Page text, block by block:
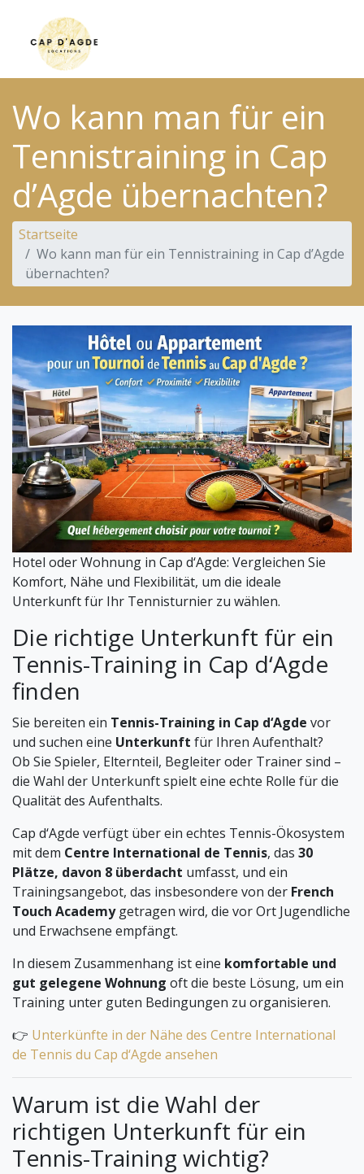
Wo kann man für ein
Tennistraining in Cap
d’Agde übernachten?
Startseite
Wo kann man für ein Tennistraining in Cap d’Agde
übernachten?
Hotel oder Wohnung in Cap d‘Agde: Vergleichen Sie
Komfort, Nähe und Flexibilität, um die ideale
Unterkunft für Ihr Tennisturnier zu wählen.
Die richtige Unterkunft für ein
Tennis-Training in Cap d‘Agde
finden
Sie bereiten ein Tennis-Training in Cap d‘Agde vor
und suchen eine Unterkunft für Ihren Aufenthalt?
Ob Sie Spieler, Elternteil, Begleiter oder Trainer sind –
die Wahl der Unterkunft spielt eine echte Rolle für die
Qualität des Aufenthalts.
Cap d‘Agde verfügt über ein echtes Tennis-Ökosystem
mit dem Centre International de Tennis, das 30
Plätze, davon 8 überdacht umfasst, und ein
Trainingsangebot, das insbesondere von der French
Touch Academygetragen wird, die vor Ort Jugendliche
und Erwachsene empfängt.
In diesem Zusammenhang ist eine komfortable und
gut gelegene Wohnung oft die beste Lösung, um ein
Training unter guten Bedingungen zu organisieren.
👉 Unterkünfte in der Nähe des Centre International
de Tennis du Cap d‘Agde ansehen
Warum ist die Wahl der
richtigen Unterkunft für ein
Tennis-Training wichtig?